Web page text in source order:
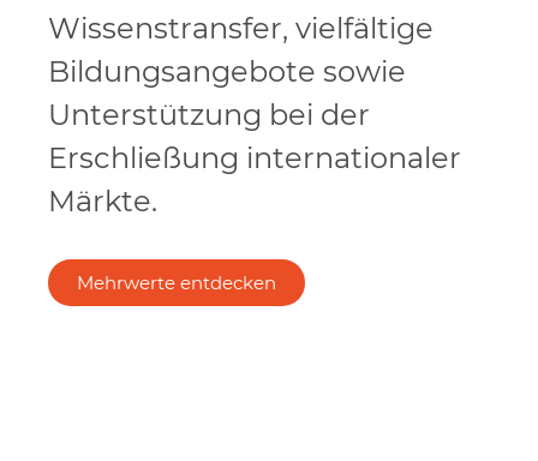
Wissenstransfer, vielfältige
Bildungsangebote sowie
Unterstützung bei der
Erschließung internationaler
Märkte.
Mehrwerte entdecken